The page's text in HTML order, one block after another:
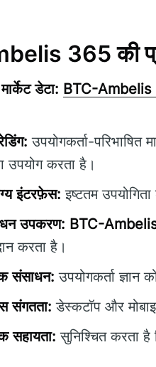
365 की
डेटा: BTC-Ambelis
उपयोगकर्ता-
उपयोग करता है।
इंटरफ़ेस: इष्टतम
उपकरण: BTC-
करता है।
संसाधन: उपयोगकर्ता ज्ञान
संगतता: डेस्कटॉप और
सहायता: सुनिश्चित करता